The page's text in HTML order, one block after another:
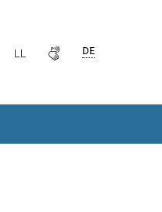
Suche einblenden
Leichter lesenGebärdensprache
Ausgewählte
DE